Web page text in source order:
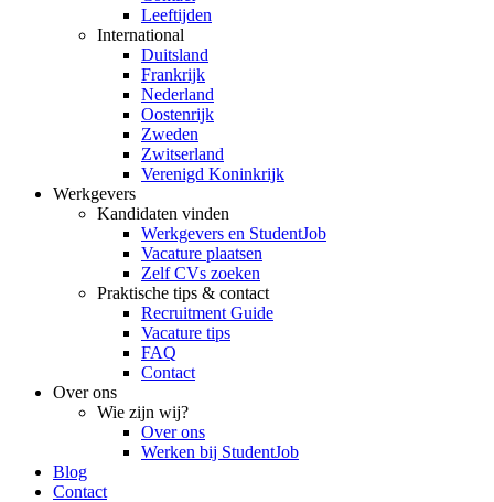
Leeftijden
International
Duitsland
Frankrijk
Nederland
Oostenrijk
Zweden
Zwitserland
Verenigd Koninkrijk
Werkgevers
Kandidaten vinden
Werkgevers en StudentJob
Vacature plaatsen
Zelf CVs zoeken
Praktische tips & contact
Recruitment Guide
Vacature tips
FAQ
Contact
Over ons
Wie zijn wij?
Over ons
Werken bij StudentJob
Blog
Contact